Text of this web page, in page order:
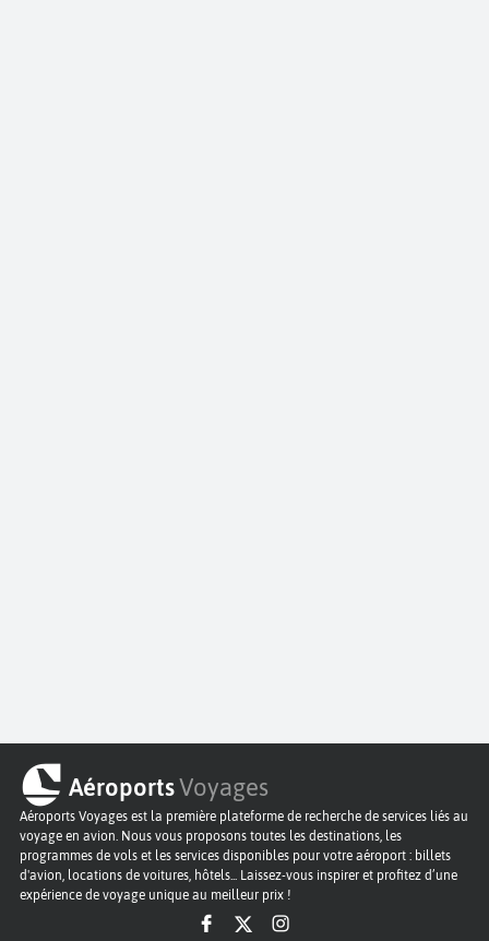
AéroportsVoyages
Aéroports Voyages est la première plateforme de recherche de services liés au
voyage en avion. Nous vous proposons toutes les destinations, les
programmes de vols et les services disponibles pour votre aéroport : billets
d'avion, locations de voitures, hôtels... Laissez-vous inspirer et profitez d’une
expérience de voyage unique au meilleur prix !